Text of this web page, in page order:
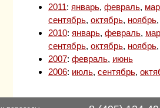
2011: январь, февраль,
сентябрь, октябрь, ноябрь
2010: январь, февраль,
сентябрь, октябрь, ноябрь
2007: февраль, июнь
2006: июль, сентябрь,